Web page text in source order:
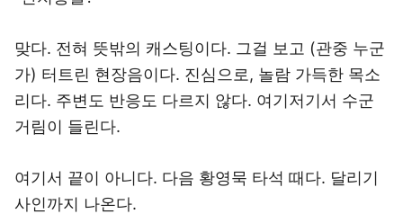
맞다. 전혀 뜻밖의 캐스팅이다. 그걸 보고 (관중 누군
가) 터트린 현장음이다. 진심으로, 놀람 가득한 목소
리다. 주변도 반응도 다르지 않다. 여기저기서 수군
거림이 들린다.
여기서 끝이 아니다. 다음 황영묵 타석 때다. 달리기
사인까지 나온다.